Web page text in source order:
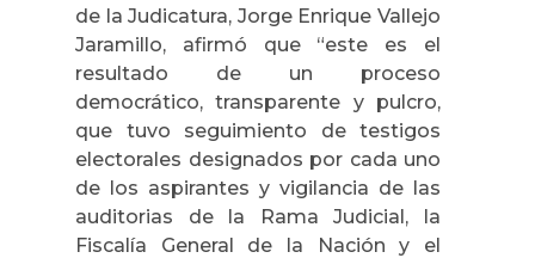
de la Judicatura, Jorge Enrique Vallejo
Jaramillo, afirmó que “este es el
resultado de un proceso
democrático, transparente y pulcro,
que tuvo seguimiento de testigos
electorales designados por cada uno
de los aspirantes y vigilancia de las
auditorias de la Rama Judicial, la
Fiscalía General de la Nación y el